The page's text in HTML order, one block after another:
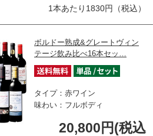
1本あたり1830円（税込）
ボルドー熟成&グレートヴィン
テージ飲み比べ16本セッ…
タイプ：赤ワイン
味わい：フルボディ
20,800円(税込